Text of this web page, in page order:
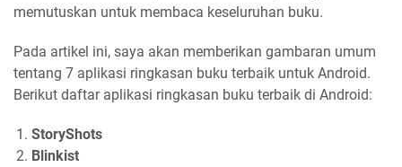
memutuskan untuk membaca keseluruhan buku.
Pada artikel ini, saya akan memberikan gambaran umum
tentang 7 aplikasi ringkasan buku terbaik untuk Android.
Berikut daftar aplikasi ringkasan buku terbaik di Android:
StoryShots
Blinkist